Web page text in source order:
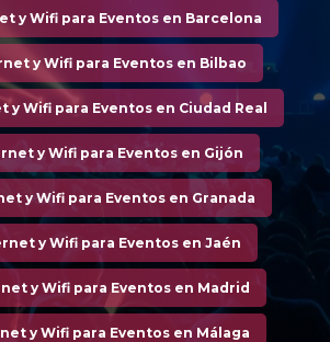
y Wifi para Eventos en Barcelona
y Wifi para Eventos en Bilbao
y Wifi para Eventos en Ciudad Real
y Wifi para Eventos en Gijón
y Wifi para Eventos en Granada
y Wifi para Eventos en Jaén
y Wifi para Eventos en Madrid
y Wifi para Eventos en Málaga